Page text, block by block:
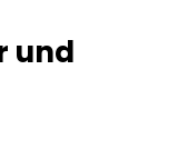
- 20 Jahre
und